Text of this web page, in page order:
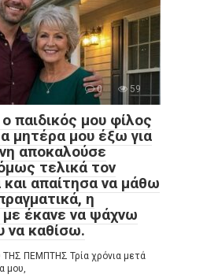
0 59
παιδικός μου φίλος
μητέρα μου έξω για
αποκαλούσε
τελικά τον
απαίτησα να μάθω
η
έκανε να ψάχνω
να καθίσω.
ΠΕΜΠΤΗΣ Τρία χρόνια μετά
μου,